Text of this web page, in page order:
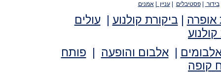
בידור |פסטיבלים |עניין |אמנים
אופרה | ביקורת קולנוע |עולים
קולנוע
|אלבום והופעה | פותח
קופה